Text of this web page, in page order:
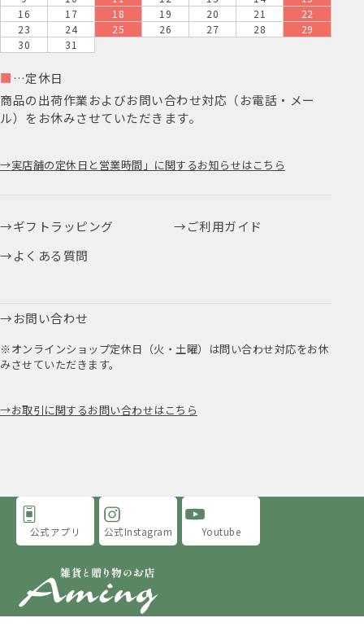
16
17 18 19 20 21
22
23
24 25 26 27 28
29
30
31
■ …定休日
商品の出荷作業およびお問い合わせ対応（お電話・メー
ル）をお休みさせていただきます。
実店舗の定休日と営業時間」に関するお知らせはこちら
ギフトラッピング
ご利用ガイド
よくある質問
お問い合わせ
※オンラインショップ定休日（火・土曜）は問い合わせ対応をお休
みさせていただきます。
お取引に関するお問い合わせはこちら
公式アプリ 公式Instagram Youtube